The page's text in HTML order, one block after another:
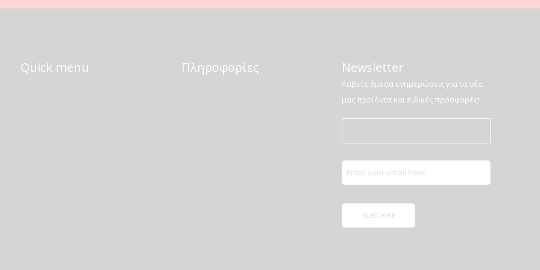
Quick menu Πληροφορίες Newsletter
Λάβετε άμεσα ενημερώσεις για τα νέα
μας προϊόντα και ειδικές προσφορές!